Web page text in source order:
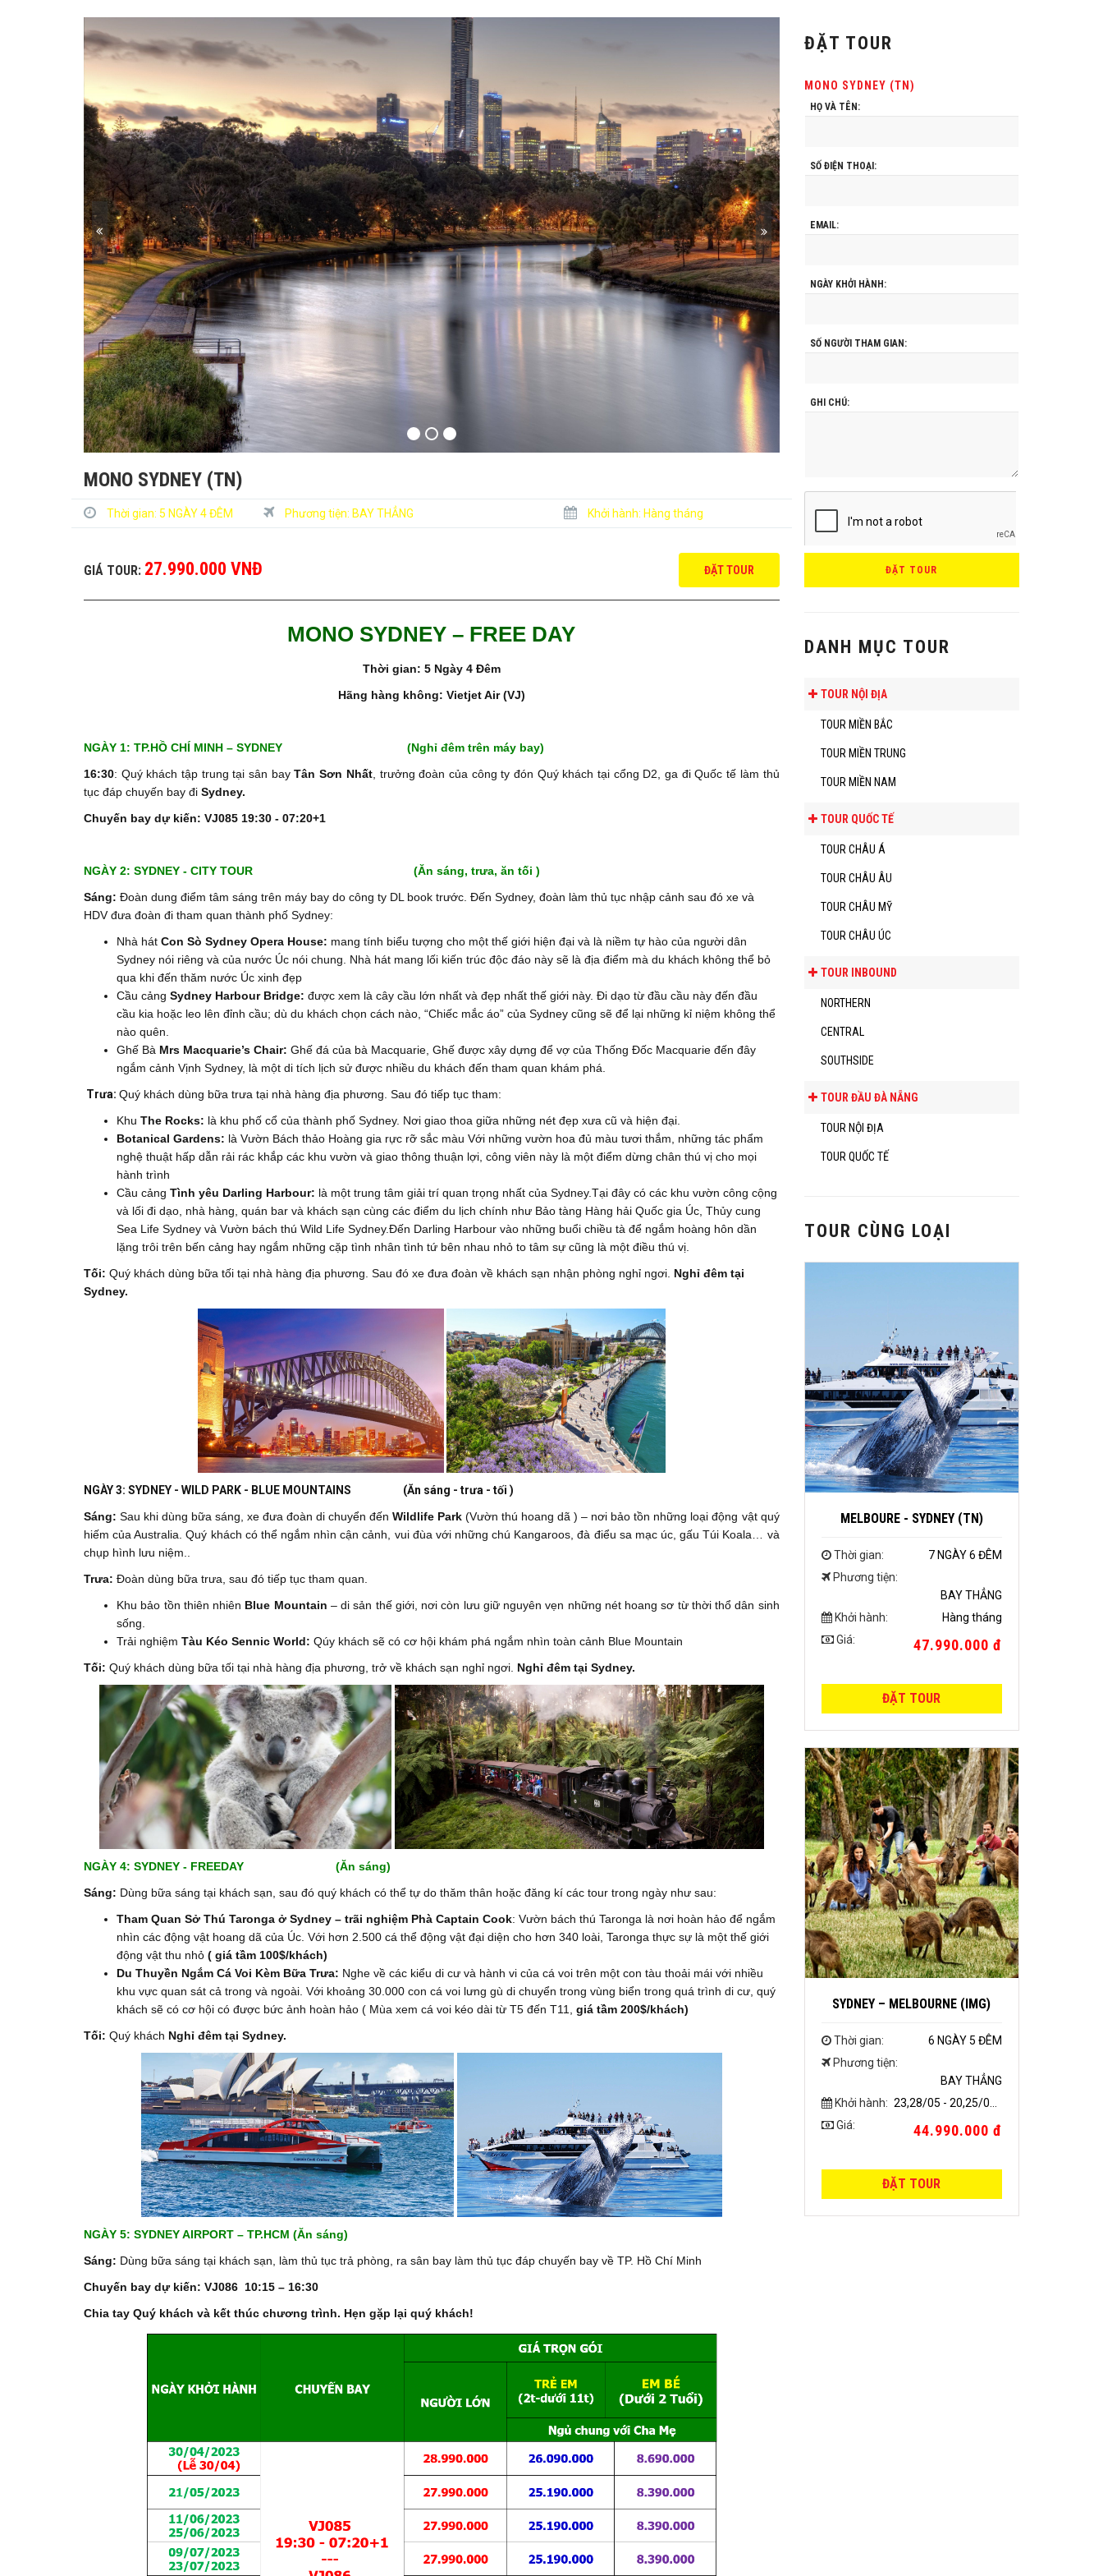
MONO SYDNEY (TN)
Thời gian: 5 NGÀY 4 ĐÊM Phương tiện: BAY THẲNG Khởi hành: Hàng tháng
GIÁ TOUR: 27.990.000 VNĐ ĐẶT TOUR
MONO SYDNEY – FREE DAY
Thời gian: 5 Ngày 4 Đêm
Hãng hàng không: Vietjet Air (VJ)
NGÀY 1: TP.HỒ CHÍ MINH – SYDNEY (Nghỉ đêm trên máy bay)
16:30: Quý khách tập trung tại sân bayTân Sơn Nhất, trưởng đoàn của công ty đón Quý khách tại cổng D2, ga đi Quốc tế làm thủ
tục đáp chuyến bay đi Sydney.
Chuyến bay dự kiến: VJ085 19:30 - 07:20+1
NGÀY 2: SYDNEY - CITY TOUR (Ăn sáng, trưa, ăn tối )
Sáng: Đoàn dung điểm tâm sáng trên máy bay do công ty DL book trước. Đến Sydney, đoàn làm thủ tục nhập cảnh sau đó xe và
HDV đưa đoàn đi tham quan thành phố Sydney:
Nhà hát Con Sò Sydney Opera House: mang tính biểu tượng cho một thế giới hiện đại và là niềm tự hào của người dân
Sydney nói riêng và của nước Úc nói chung. Nhà hát mang lối kiến trúc độc đáo này sẽ là địa điểm mà du khách không thể bỏ
qua khi đến thăm nước Úc xinh đẹp
Cầu cảng Sydney Harbour Bridge: được xem là cây cầu lớn nhất và đẹp nhất thế giới này. Đi dạo từ đầu cầu này đến đầu
cầu kia hoặc leo lên đỉnh cầu; dù du khách chọn cách nào, “Chiếc mắc áo” của Sydney cũng sẽ để lại những kỉ niệm không thể
nào quên.
Ghế Bà Mrs Macquarie’s Chair: Ghế đá của bà Macquarie, Ghế được xây dựng để vợ của Thống Đốc Macquarie đến đây
ngắm cảnh Vịnh Sydney, là một di tích lịch sử được nhiều du khách đến tham quan khám phá.
Trưa: Quý khách dùng bữa trưa tại nhà hàng địa phương. Sau đó tiếp tục tham:
Khu The Rocks: là khu phố cổ của thành phố Sydney. Nơi giao thoa giữa những nét đẹp xưa cũ và hiện đại.
Botanical Gardens: là Vườn Bách thảo Hoàng gia rực rỡ sắc màu Với những vườn hoa đủ màu tươi thắm, những tác phẩm
nghệ thuật hấp dẫn rải rác khắp các khu vườn và giao thông thuận lợi, công viên này là một điểm dừng chân thú vị cho mọi
hành trình
Cầu cảng Tình yêu Darling Harbour: là một trung tâm giải trí quan trọng nhất của Sydney.Tại đây có các khu vườn công cộng
và lối đi dạo, nhà hàng, quán bar và khách sạn cùng các điểm du lịch chính như Bảo tàng Hàng hải Quốc gia Úc, Thủy cung
Sea Life Sydney và Vườn bách thú Wild Life Sydney.Đến Darling Harbour vào những buổi chiều tà để ngắm hoàng hôn dần
lặng trôi trên bến cảng hay ngắm những cặp tình nhân tình tứ bên nhau nhỏ to tâm sự cũng là một điều thú vị.
Tối: Quý khách dùng bữa tối tại nhà hàng địa phương. Sau đó xe đưa đoàn về khách sạn nhận phòng nghỉ ngơi. Nghỉ đêm tại
Sydney.
NGÀY 3: SYDNEY - WILD PARK - BLUE MOUNTAINS (Ăn sáng - trưa - tối )
Sáng: Sau khi dùng bữa sáng, xe đưa đoàn di chuyển đếnWildlife Park (Vườn thú hoang dã ) – nơi bảo tồn những loại động vật quý
hiếm của Australia. Quý khách có thể ngắm nhìn cận cảnh, vui đùa với những chú Kangaroos, đà điểu sa mạc úc, gấu Túi Koala… và
chụp hình lưu niệm..
Trưa: Đoàn dùng bữa trưa, sau đó tiếp tục tham quan.
Khu bảo tồn thiên nhiên Blue Mountain – di sản thế giới, nơi còn lưu giữ nguyên vẹn những nét hoang sơ từ thời thổ dân sinh
sống.
Trải nghiệm Tàu Kéo Sennic World: Qúy khách sẽ có cơ hội khám phá ngắm nhìn toàn cảnh Blue Mountain
Tối: Quý khách dùng bữa tối tại nhà hàng địa phương, trở về khách sạn nghỉ ngơi. Nghỉ đêm tại Sydney.
NGÀY 4: SYDNEY - FREEDAY (Ăn sáng)
Sáng: Dùng bữa sáng tại khách sạn, sau đó quý khách có thể tự do thăm thân hoặc đăng kí các tour trong ngày như sau:
Tham Quan Sở Thú Taronga ở Sydney – trãi nghiệm Phà Captain Cook: Vườn bách thú Taronga là nơi hoàn hảo để ngắm
nhìn các động vật hoang dã của Úc. Với hơn 2.500 cá thể động vật đại diện cho hơn 340 loài, Taronga thực sự là một thế giới
động vật thu nhỏ ( giá tầm 100$/khách)
Du Thuyền Ngắm Cá Voi Kèm Bữa Trưa: Nghe về các kiểu di cư và hành vi của cá voi trên một con tàu thoải mái với nhiều
khu vực quan sát cả trong và ngoài. Với khoảng 30.000 con cá voi lưng gù di chuyển trong vùng biển trong quá trình di cư, quý
khách sẽ có cơ hội có được bức ảnh hoàn hảo ( Mùa xem cá voi kéo dài từ T5 đến T11, giá tầm 200$/khách)
Tối: Quý khách Nghỉ đêm tại Sydney.
NGÀY 5: SYDNEY AIRPORT – TP.HCM (Ăn sáng)
Sáng: Dùng bữa sáng tại khách sạn, làm thủ tục trả phòng, ra sân bay làm thủ tục đáp chuyến bay về TP. Hồ Chí Minh
Chuyến bay dự kiến: VJ086 10:15 – 16:30
Chia tay Quý khách và kết thúc chương trình. Hẹn gặp lại quý khách!
ĐẶT TOUR
MONO SYDNEY (TN)
HỌ VÀ TÊN:
SỐ ĐIỆN THOẠI:
EMAIL:
NGÀY KHỞI HÀNH:
SỐ NGƯỜI THAM GIAN:
GHI CHÚ:
ĐẶT TOUR
DANH MỤC TOUR
TOUR NỘI ĐỊA
TOUR MIỀN BẮC
TOUR MIỀN TRUNG
TOUR MIỀN NAM
TOUR QUỐC TẾ
TOUR CHÂU Á
TOUR CHÂU ÂU
TOUR CHÂU MỸ
TOUR CHÂU ÚC
TOUR INBOUND
NORTHERN
CENTRAL
SOUTHSIDE
TOUR ĐẦU ĐÀ NẴNG
TOUR NỘI ĐỊA
TOUR QUỐC TẾ
TOUR CÙNG LOẠI
MELBOURE - SYDNEY (TN)
Thời gian:
7 NGÀY 6 ĐÊM
Phương tiện:
BAY THẲNG
Khởi hành:
Hàng tháng
Giá:
47.990.000 đ
ĐẶT TOUR
SYDNEY – MELBOURNE (IMG)
Thời gian:
6 NGÀY 5 ĐÊM
Phương tiện:
BAY THẲNG
Khởi hành:
Giá:
44.990.000 đ
ĐẶT TOUR